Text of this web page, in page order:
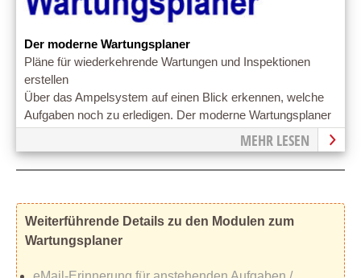
Der moderne Wartungsplaner
Pläne für wiederkehrende Wartungen und Inspektionen
erstellen
Über das Ampelsystem auf einen Blick erkennen, welche
Aufgaben noch zu erledigen. Der moderne Wartungsplaner
MEHR LESEN
Weiterführende Details zu den Modulen zum
Wartungsplaner